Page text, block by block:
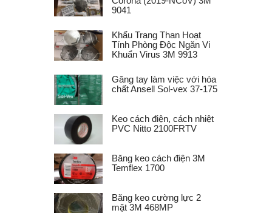
9041
Khẩu Trang Than Hoạt
Tính Phòng Độc Ngăn Vi
Khuẩn Virus 3M 9913
Găng tay làm việc với hóa
chất Ansell Sol-vex 37-175
Keo cách điện, cách nhiệt
PVC Nitto 2100FRTV
Băng keo cách điện 3M
Temflex 1700
Băng keo cường lực 2
mặt 3M 468MP